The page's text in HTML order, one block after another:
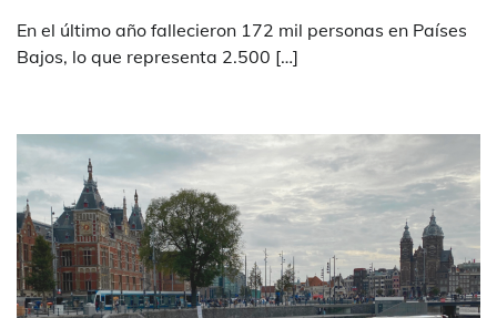
En el último año fallecieron 172 mil personas en Países
Bajos, lo que representa 2.500 […]